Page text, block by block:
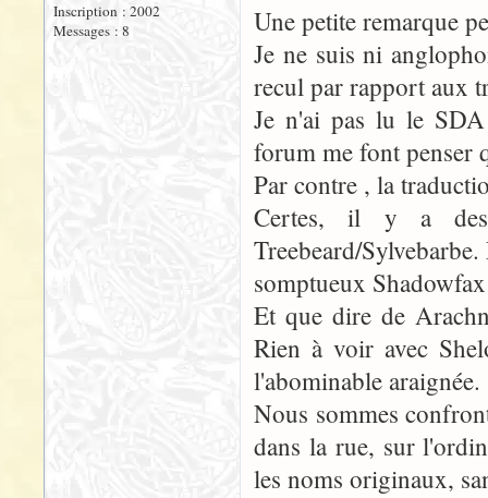
Inscription : 2002
Messages : 8
Une petite remarque
Je ne suis ni
recul par rapport aux
Je n'ai pas lu le
forum me font penser
Par contre , la
Certes, il y a des
Treebeard/
somptueux
Et que dire de
Rien à voir avec
l'abominable araignée.
Nous sommes
dans la rue, sur
les noms originaux,